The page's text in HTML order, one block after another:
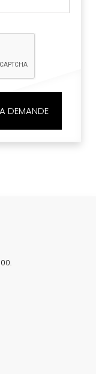
DEMANDE